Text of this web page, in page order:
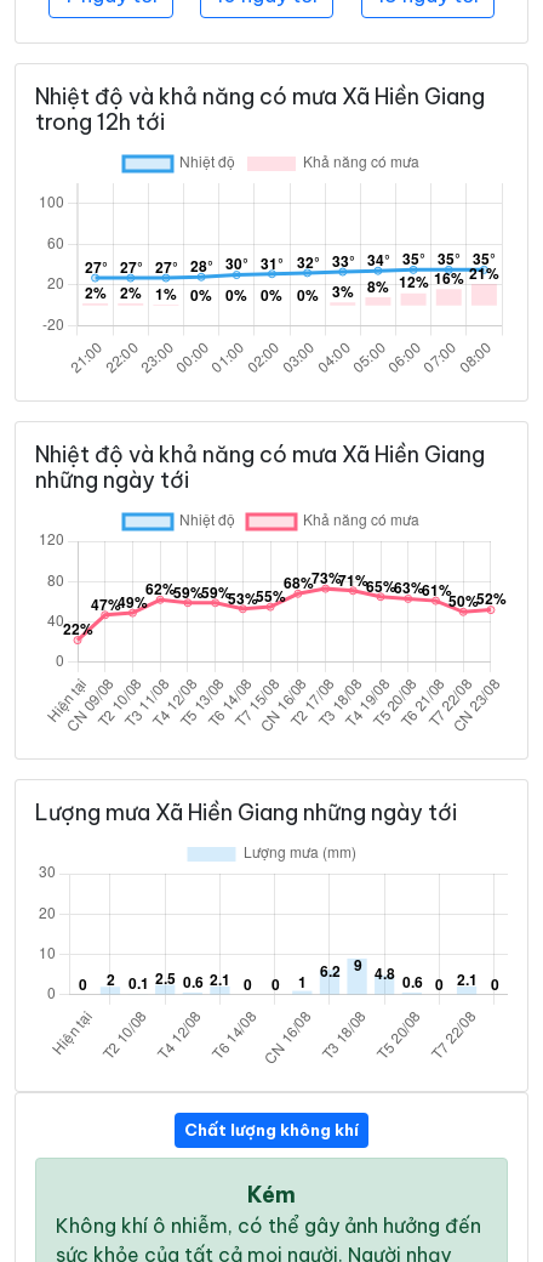
Nhiệt độ và khả năng có mưa Xã Hiền Giang
trong 12h tới
Nhiệt độ và khả năng có mưa Xã Hiền Giang
những ngày tới
Lượng mưa Xã Hiền Giang những ngày tới
Chất lượng không khí
Kém
Không khí ô nhiễm, có thể gây ảnh hưởng đến
sức khỏe của tất cả mọi người. Người nhạy